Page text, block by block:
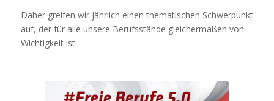
Daher greifen wir jährlich einen thematischen Schwerpunkt
auf, der für alle unsere Berufsstände gleichermaßen von
Wichtigkeit ist.